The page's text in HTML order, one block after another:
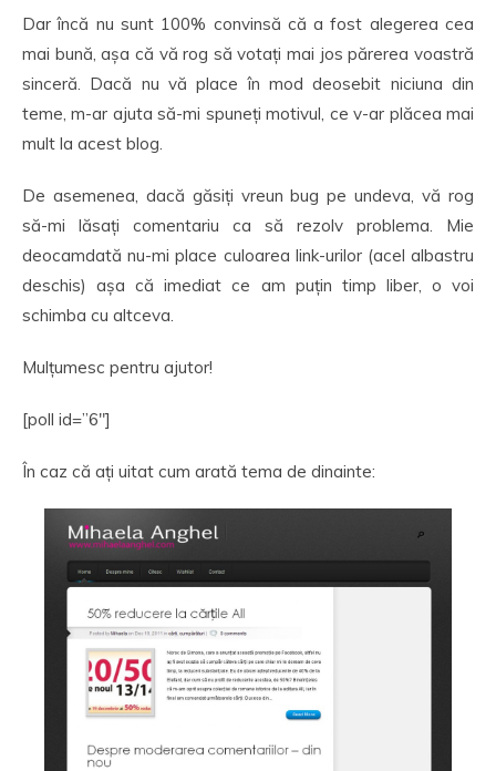
Dar încă nu sunt 100% convinsă că a fost alegerea cea
mai bună, așa că vă rog să votați mai jos părerea voastră
sinceră. Dacă nu vă place în mod deosebit niciuna din
teme, m-ar ajuta să-mi spuneți motivul, ce v-ar plăcea mai
mult la acest blog.
De asemenea, dacă găsiți vreun bug pe undeva, vă rog
să-mi lăsați comentariu ca să rezolv problema. Mie
deocamdată nu-mi place culoarea link-urilor (acel albastru
deschis) așa că imediat ce am puțin timp liber, o voi
schimba cu altceva.
Mulțumesc pentru ajutor!
[poll id=”6″]
În caz că ați uitat cum arată tema de dinainte: